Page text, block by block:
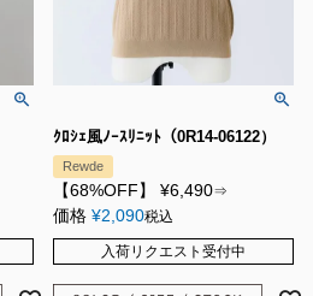
ｸﾛｼｪ風ﾉｰｽﾘﾆｯﾄ（0R14-06122）
Rewde
【68%OFF】 ¥6,490⇒
価格 ¥2,090税込
入荷リクエスト受付中